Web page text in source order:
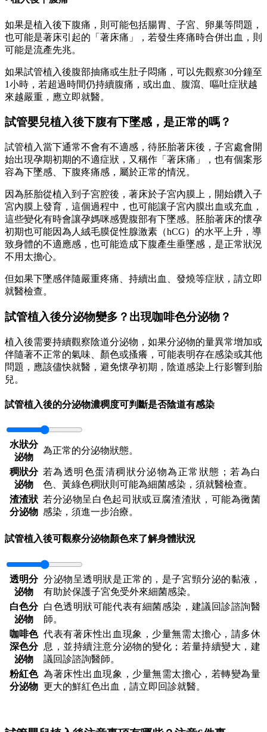
如果是植入後下腹痛，則可能包括腸胃、子宮、卵巢等問題，
也可能是著床引起的「著床痛」，若發生疼痛時合併出血，則
可能是流產先兆。
如果試管植入後腹部抽痛或生肚子悶痛，可以先觀察30分鐘至
1小時，若超過時間仍持續腹痛，或出血、腹瀉、嘔吐症狀越
來越嚴重，應立即就醫。
試管嬰兒植入後下腹有下墜感，是正常的嗎？
試管植入當下通常不會有不適感，待胚胎著床後，子宮處會開
始出現孕期初期的不適症狀，又稱作「著床痛」，也有個案形
容為下墜感、下腹疼痛感，屬於正常的情況。
因為胚胎從植入到子宮腔後，著床於子宮內膜上，開始鑽入子
宮內膜上發育，這個過程中，也可能讓子宮內膜出血或充血，
這些變化有時會讓孕媽咪感覺腹部有下墜感。胚胎著床的懷孕
初期也可能因為人絨毛膜促性腺激素（hCG）的水平上升，導
致身體的不適應感，也可能造成下腹產生垂墜感，是正常狀況
不用太擔心。
但如果下墜感伴隨嚴重疼痛、持續出血、發燒等症狀，請立即
就醫檢查。
試管植入後分泌物變多？出現咖啡色分泌物？
植入後需要持續觀察陰道分泌物，如果分泌物的量異常增加或
伴隨著不正常的氣味、顏色或搔癢，可能表明存在感染或其他
問題，應該儘快就醫，避免懷孕初期，陰道感染上行影響到胎
兒。
試管植入後的分泌物濃稠度可判斷是否陰道有感染
水狀分
泌物
為正常的分泌物狀態。
稠狀分
泌物
若為透明色蛋清稠狀分泌物為正常狀態；若為白
色、黃綠色稠狀則可能為細菌感染，須就醫檢查。
渣渣狀
分泌物
若分泌物呈白色起司狀或豆腐渣渣狀，可能為黴菌
感染，須進一步治療。
試管植入後可觀察分泌物顏色來了解身體狀況
透明分
泌物
分泌物呈透明狀是正常的，是子宮頸分泌的黏液，
有助於保護子宮免受外來細菌感染。
白色分
泌物
白色透明狀可能代表有細菌感染，建議回診諮詢醫
師。
咖啡色
深色分
泌物
代表有著床性出血現象，少量無需太擔心，請多休
息，並持續注意分泌物的變化；若量持續變大，建
議回診諮詢醫師。
粉紅色
分泌物
為著床性出血現象，少量無需太擔心，若轉變為量
更大的鮮紅色出血，請立即回診就醫。